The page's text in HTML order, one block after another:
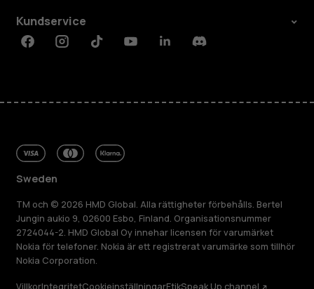
Kundservice
FacebookInstagramTiktokYoutubeLinkedinDiscord
Sweden
TM och © 2026 HMD Global. Alla rättigheter förbehålls. Bertel
Jungin aukio 9, 02600 Esbo, Finland. Organisationsnummer
2724044-2. HMD Global Oy innehar licensen för varumärket
Nokia för telefoner. Nokia är ett registrerat varumärke som tillhör
Nokia Corporation.
VillkorIntegritetCookieinställningarEtikSpeak Up channel